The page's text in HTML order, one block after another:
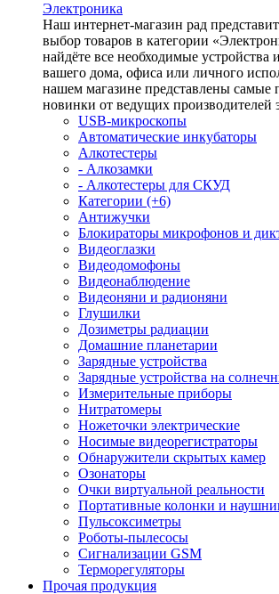
Электроника
Наш интернет-магазин рад
выбор товаров в категории
найдёте все необходимые устройства
вашего дома, офиса или личного
нашем магазине представлены самые
новинки от ведущих производителей
USB-микроскопы
Автоматические инкубаторы
Алкотестеры
- Алкозамки
- Алкотестеры для СКУД
Категории (+6)
Антижучки
Блокираторы микрофонов и
Видеоглазки
Видеодомофоны
Видеонаблюдение
Видеоняни и радионяни
Глушилки
Дозиметры радиации
Домашние планетарии
Зарядные устройства
Зарядные устройства на
Измерительные приборы
Нитратомеры
Ножеточки электрические
Носимые видеорегистраторы
Обнаружители скрытых камер
Озонаторы
Очки виртуальной реальности
Портативные колонки и
Пульсоксиметры
Роботы-пылесосы
Сигнализации GSM
Терморегуляторы
Прочая продукция